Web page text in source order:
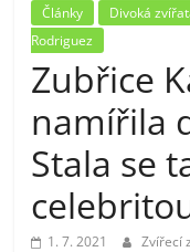
Články Divoká
Rodriguez
Zubřice
namířila
Stala se
1. 7. 2021 Zvířecí